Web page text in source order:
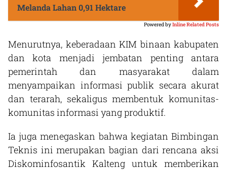
Melanda Lahan 0,91 Hektare
Powered byInline Related Posts
Menurutnya, keberadaan KIM binaan kabupaten
dan kota menjadi jembatan penting antara
pemerintah dan masyarakat dalam
menyampaikan informasi publik secara akurat
dan terarah, sekaligus membentuk komunitas-
komunitas informasi yang produktif.
Ia juga menegaskan bahwa kegiatan Bimbingan
Teknis ini merupakan bagian dari rencana aksi
Diskominfosantik Kalteng untuk memberikan